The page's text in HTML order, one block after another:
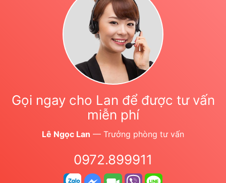
Gọi ngay cho Lan để được tư vấn
miễn phí
Lê Ngọc Lan — Trưởng phòng tư vấn
0972.899911